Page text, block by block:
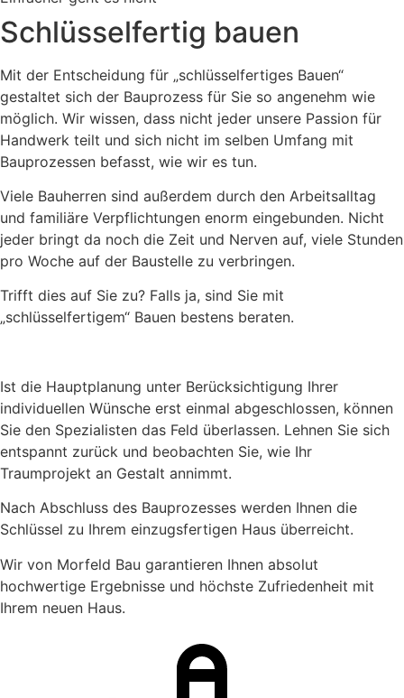
Schlüsselfertig bauen
Mit der Entscheidung für „schlüsselfertiges Bauen“
gestaltet sich der Bauprozess für Sie so angenehm wie
möglich. Wir wissen, dass nicht jeder unsere Passion für
Handwerk teilt und sich nicht im selben Umfang mit
Bauprozessen befasst, wie wir es tun.
Viele Bauherren sind außerdem durch den Arbeitsalltag
und familiäre Verpflichtungen enorm eingebunden. Nicht
jeder bringt da noch die Zeit und Nerven auf, viele Stunden
pro Woche auf der Baustelle zu verbringen.
Trifft dies auf Sie zu? Falls ja, sind Sie mit
„schlüsselfertigem“ Bauen bestens beraten.
Ist die Hauptplanung unter Berücksichtigung Ihrer
individuellen Wünsche erst einmal abgeschlossen, können
Sie den Spezialisten das Feld überlassen. Lehnen Sie sich
entspannt zurück und beobachten Sie, wie Ihr
Traumprojekt an Gestalt annimmt.
Nach Abschluss des Bauprozesses werden Ihnen die
Schlüssel zu Ihrem einzugsfertigen Haus überreicht.
Wir von Morfeld Bau garantieren Ihnen absolut
hochwertige Ergebnisse und höchste Zufriedenheit mit
Ihrem neuen Haus.